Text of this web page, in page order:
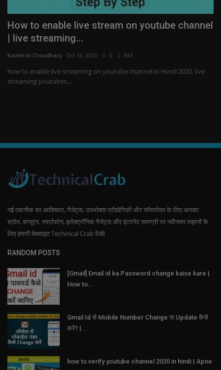
How to enable live stream on youtube channel
| live streaming...
Kamlesh Choudhary Oct 16, 2020 0 643
how to enable live streaming on youtube channel in Hindi 2020, live
streaming youtubes...
नई तकनीक का आविष्कार, गैजेट्स, उपभोक्ता प्रौद्योगिकी और सॉफ्टवेयर के लिए आपका
स्रोत. कंप्यूटर, स्मार्टफोन, इलेक्ट्रॉनिक गैजेट्स और इंटरनेट सामग्री पर नवीनतम रुझानों के
लिए हमारी वेबसाइट Technical Crab देखें!
RANDOM POSTS
[Gmail] Email id ka Password change kaise kare |
How to...
Gmail Id से Mobile Number Change या Update कैसे
करें? |...
how to verify youtube channel 2020 in hindi | Apne